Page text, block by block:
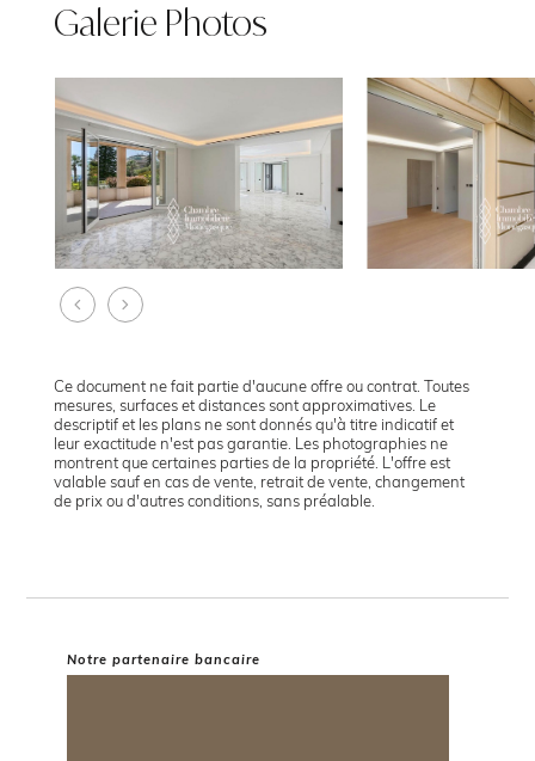
Galerie Photos
Ce document ne fait partie d'aucune offre ou contrat. Toutes
mesures, surfaces et distances sont approximatives. Le
descriptif et les plans ne sont donnés qu'à titre indicatif et
leur exactitude n'est pas garantie. Les photographies ne
montrent que certaines parties de la propriété. L'offre est
valable sauf en cas de vente, retrait de vente, changement
de prix ou d'autres conditions, sans préalable.
Notre partenaire bancaire